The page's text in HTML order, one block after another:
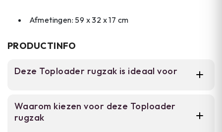
Afmetingen: 59 x 32 x 17 cm
PRODUCTINFO
Deze Toploader rugzak is ideaal voor
enthousiasten die een betrouwbare rugzak
nodig hebben voor meerdaagse tochten,
Waarom kiezen voor deze Toploader
rugzak